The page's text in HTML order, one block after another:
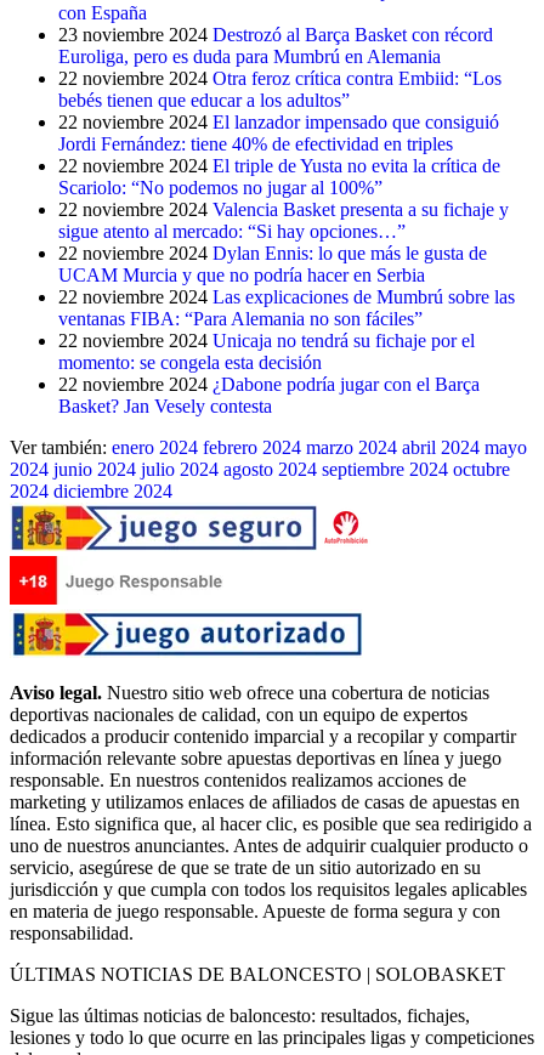
con España
23 noviembre 2024 Destrozó al Barça Basket con récord
Euroliga, pero es duda para Mumbrú en Alemania
22 noviembre 2024 Otra feroz crítica contra Embiid: “Los
bebés tienen que educar a los adultos”
22 noviembre 2024 El lanzador impensado que consiguió
Jordi Fernández: tiene 40% de efectividad en triples
22 noviembre 2024 El triple de Yusta no evita la crítica de
Scariolo: “No podemos no jugar al 100%”
22 noviembre 2024 Valencia Basket presenta a su fichaje y
sigue atento al mercado: “Si hay opciones…”
22 noviembre 2024 Dylan Ennis: lo que más le gusta de
UCAM Murcia y que no podría hacer en Serbia
22 noviembre 2024 Las explicaciones de Mumbrú sobre las
ventanas FIBA: “Para Alemania no son fáciles”
22 noviembre 2024 Unicaja no tendrá su fichaje por el
momento: se congela esta decisión
22 noviembre 2024 ¿Dabone podría jugar con el Barça
Basket? Jan Vesely contesta
Ver también: enero 2024 febrero 2024 marzo 2024 abril 2024 mayo
2024 junio 2024 julio 2024 agosto 2024 septiembre 2024 octubre
2024 diciembre 2024
Aviso legal. Nuestro sitio web ofrece una cobertura de noticias
deportivas nacionales de calidad, con un equipo de expertos
dedicados a producir contenido imparcial y a recopilar y compartir
información relevante sobre apuestas deportivas en línea y juego
responsable. En nuestros contenidos realizamos acciones de
marketing y utilizamos enlaces de afiliados de casas de apuestas en
línea. Esto significa que, al hacer clic, es posible que sea redirigido a
uno de nuestros anunciantes. Antes de adquirir cualquier producto o
servicio, asegúrese de que se trate de un sitio autorizado en su
jurisdicción y que cumpla con todos los requisitos legales aplicables
en materia de juego responsable. Apueste de forma segura y con
responsabilidad.
ÚLTIMAS NOTICIAS DE BALONCESTO | SOLOBASKET
Sigue las últimas noticias de baloncesto: resultados, fichajes,
lesiones y todo lo que ocurre en las principales ligas y competiciones